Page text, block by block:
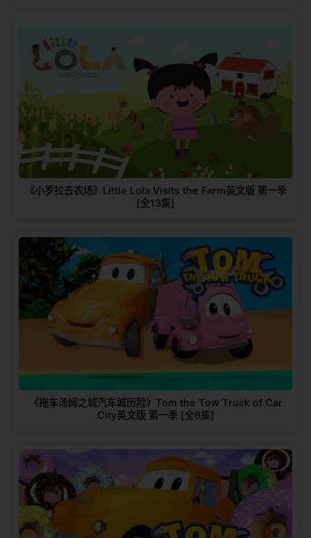
《小罗拉去农场》Little Lola Visits the Farm英文版 第一季
[全13集]
《拖车汤姆之城汽车城历险》Tom the Tow Truck of Car
City英文版 第一季 [全6集]